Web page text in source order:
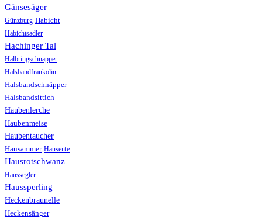
Gänsesäger
Günzburg Habicht
Habichtsadler
Hachinger Tal
Halbringschnäpper
Halsbandfrankolin
Halsbandschnäpper
Halsbandsittich
Haubenlerche
Haubenmeise
Haubentaucher
Hausammer Hausente
Hausrotschwanz
Haussegler
Haussperling
Heckenbraunelle
Heckensänger